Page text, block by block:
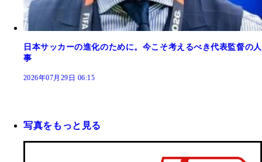
日本サッカーの進化のために。今こそ考えるべき代表監督の人
事
2026年07月29日 06:15
写真をもっと見る